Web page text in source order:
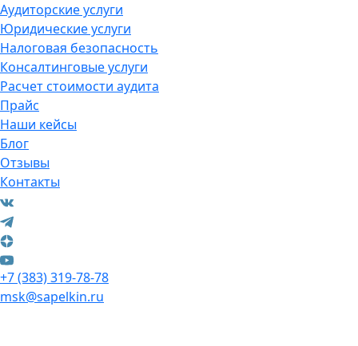
Аудиторские услуги
Юридические услуги
Налоговая безопасность
Консалтинговые услуги
Расчет стоимости аудита
Прайс
Наши кейсы
Блог
Отзывы
Контакты
+7 (383) 319-78-78
msk@sapelkin.ru